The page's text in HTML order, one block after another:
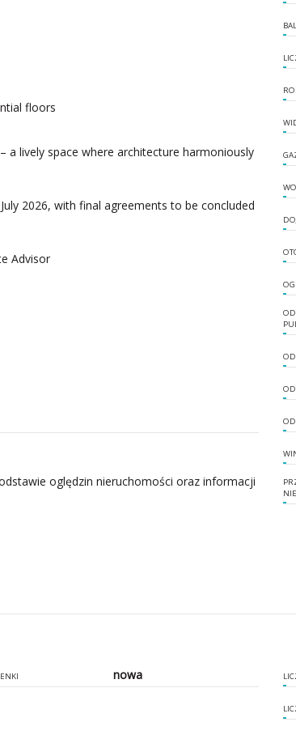
floors
a lively space where architecture harmoniously
2026, with final agreements to be concluded
Advisor
oględzin nieruchomości oraz informacji
nowa